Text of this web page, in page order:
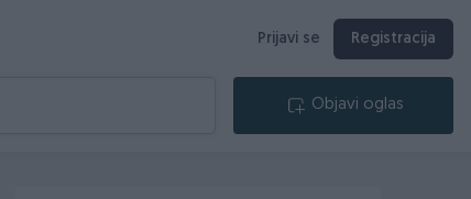
Prijavi se Registracija
Objavi oglas